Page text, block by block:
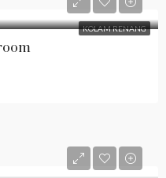
KOLAM RENANG